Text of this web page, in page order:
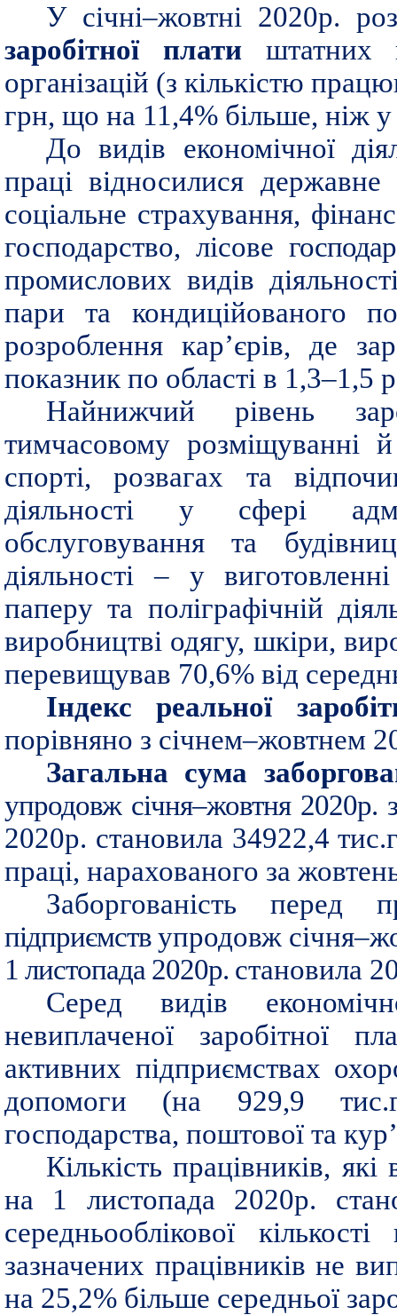
У січні–жовтні 2020р.
заробітної плати штатних
організацій (з кількістю
грн, що на 11,4% більше, ніж у
До видів економічної
праці відносилися
соціальне страхування,
господарство, лісове
промислових видів
пари та кондиційованого
розроблення кар’єрів, де
показник по області в 1,3–1,5
Найнижчий рівень
тимчасовому розміщуванні й
спорті, розвагах та
діяльності у сфері
обслуговування та
діяльності – у
паперу та поліграфічній
виробництві одягу, шкіри,
перевищував 70,6% від
Індекс реальної
порівняно з січнем–жовтнем
Загальна сума
упродовж січня–жовтня 2020р.
2020р. становила 34922,4
праці, нарахованого за
Заборгованість перед
підприємствупродовж
1 листопада 2020р. становила
Серед видів
невиплаченої заробітної
активних підприємствах
допомоги (на 929,9
господарства, поштової та
Кількість працівників,
на 1 листопада 2020р.
середньооблікової
зазначених працівників не
на 25,2% більше середньої